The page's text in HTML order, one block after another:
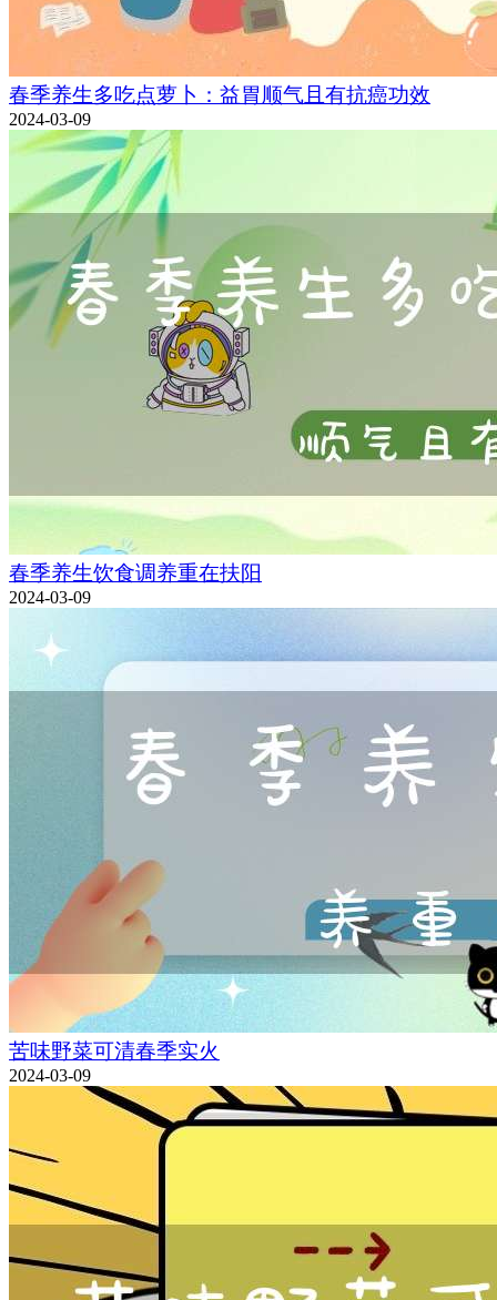
春季养生多吃点萝卜：益胃顺气且有抗癌功效
2024-03-09
春季养生饮食调养重在扶阳
2024-03-09
苦味野菜可清春季实火
2024-03-09